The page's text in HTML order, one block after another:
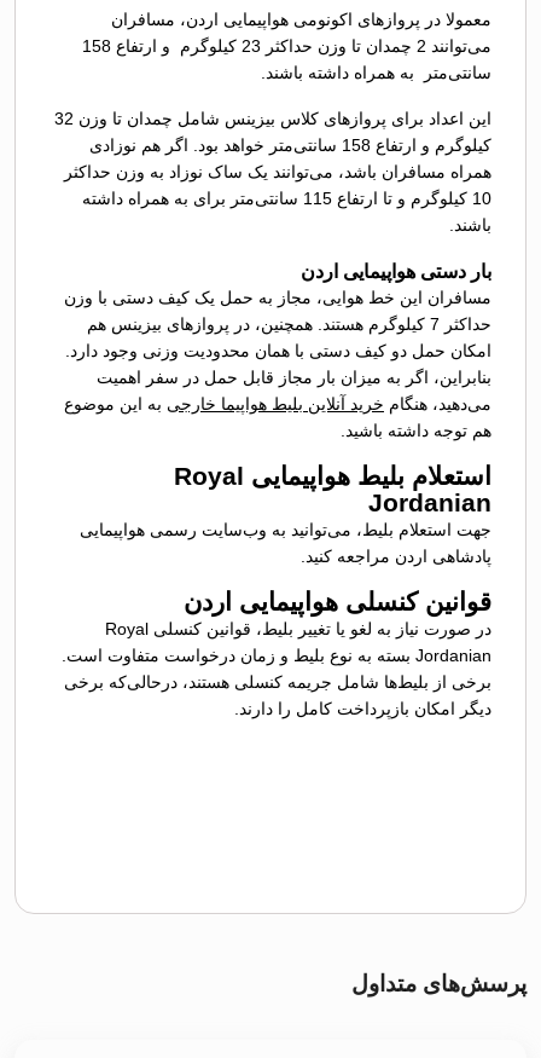
معمولا در پروازهای اکونومی هواپیمایی اردن، مسافران
می‌توانند 2 چمدان تا وزن حداکثر 23 کیلوگرم و ارتفاع 158
سانتی‌متر به همراه داشته باشند.
این اعداد برای پروازهای کلاس بیزینس شامل چمدان تا وزن 32
کیلوگرم و ارتفاع 158 سانتی‌متر خواهد بود. اگر هم نوزادی
همراه مسافران باشد، می‌توانند یک ساک نوزاد به وزن حداکثر
10 کیلوگرم و تا ارتفاع 115 سانتی‌متر برای به همراه داشته
باشند.
بار دستی هواپیمایی اردن
مسافران این خط هوایی، مجاز به حمل یک کیف دستی با وزن
حداکثر 7 کیلوگرم هستند. همچنین، در پروازهای بیزینس هم
امکان حمل دو کیف دستی با همان محدودیت وزنی وجود دارد.
بنابراین، اگر به میزان بار مجاز قابل حمل در سفر اهمیت
می‌دهید، هنگام خرید آنلاین بلیط هواپیما خارجی به این موضوع
هم توجه داشته باشید.
استعلام بلیط هواپیمایی Royal
Jordanian
جهت استعلام بلیط، می‌توانید به وب‌سایت رسمی هواپیمایی
پادشاهی اردن مراجعه کنید.
قوانین کنسلی هواپیمایی اردن
در صورت نیاز به لغو یا تغییر بلیط، قوانین کنسلی Royal
Jordanian بسته به نوع بلیط و زمان درخواست متفاوت است.
برخی از بلیط‌ها شامل جریمه کنسلی هستند، درحالی‌که برخی
دیگر امکان بازپرداخت کامل را دارند.
پرسش‌های متداول